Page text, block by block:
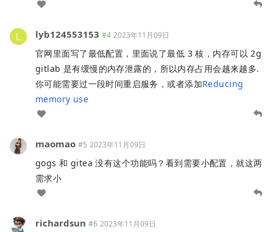
lyb124553153 #4 2023年11月09日
官网里面写了最低配置，里面说了最低 3 核，内存可以 2g
gitlab 是有缓慢的内存泄露的，所以内存占用会越来越多.
你可能需要过一段时间重启服务，或者添加Reducing
memory use
maomao #5 2023年11月09日
gogs 和 gitea 没有这个功能吗？看到需要小配置，就这两
需求小
richardsun #6 2023年11月09日